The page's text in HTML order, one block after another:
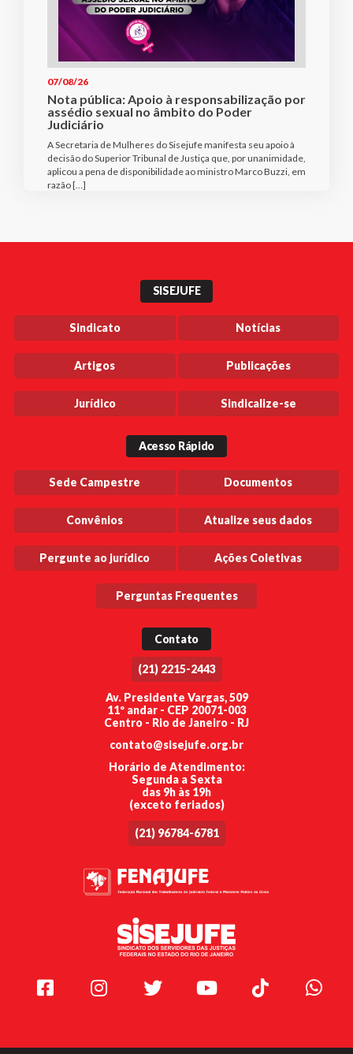
07/08/26
Nota pública: Apoio à responsabilização por
assédio sexual no âmbito do Poder
Judiciário
A Secretaria de Mulheres do Sisejufe manifesta seu apoio à
decisão do Superior Tribunal de Justiça que, por unanimidade,
aplicou a pena de disponibilidade ao ministro Marco Buzzi, em
razão […]
SISEJUFE
Sindicato Notícias
Artigos Publicações
Jurídico Sindicalize-se
Acesso Rápido
Sede Campestre Documentos
Convênios Atualize seus dados
Pergunte ao jurídico Ações Coletivas
Perguntas Frequentes
Contato
(21) 2215-2443
Av. Presidente Vargas, 509
11º andar - CEP 20071-003
Centro - Rio de Janeiro - RJ
contato@sisejufe.org.br
Horário de Atendimento:
Segunda a Sexta
das 9h às 19h
(exceto feriados)
(21) 96784-6781
Facebook Instagram Twitter Youtube TikTok